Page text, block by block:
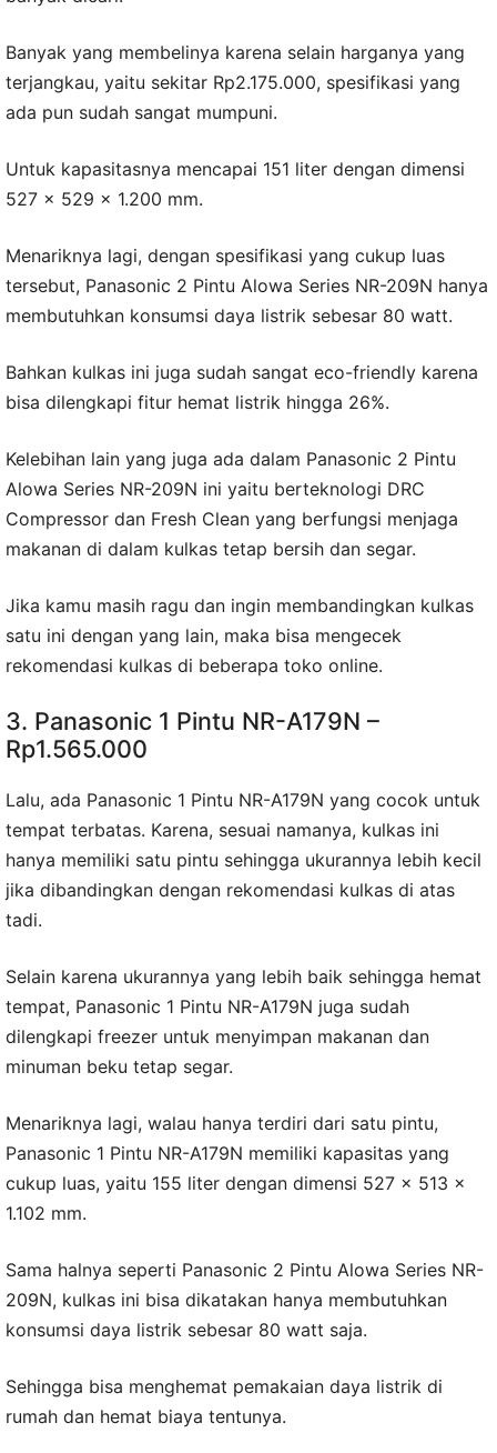
Banyak yang membelinya karena selain harganya yang
terjangkau, yaitu sekitar Rp2.175.000, spesifikasi yang
ada pun sudah sangat mumpuni.
Untuk kapasitasnya mencapai 151 liter dengan dimensi
527 x 529 x 1.200 mm.
Menariknya lagi, dengan spesifikasi yang cukup luas
tersebut, Panasonic 2 Pintu Alowa Series NR-209N hanya
membutuhkan konsumsi daya listrik sebesar 80 watt.
Bahkan kulkas ini juga sudah sangat eco-friendly karena
bisa dilengkapi fitur hemat listrik hingga 26%.
Kelebihan lain yang juga ada dalam Panasonic 2 Pintu
Alowa Series NR-209N ini yaitu berteknologi DRC
Compressor dan Fresh Clean yang berfungsi menjaga
makanan di dalam kulkas tetap bersih dan segar.
Jika kamu masih ragu dan ingin membandingkan kulkas
satu ini dengan yang lain, maka bisa mengecek
rekomendasi kulkas di beberapa toko online.
3. Panasonic 1 Pintu NR-A179N –
Rp1.565.000
Lalu, ada Panasonic 1 Pintu NR-A179N yang cocok untuk
tempat terbatas. Karena, sesuai namanya, kulkas ini
hanya memiliki satu pintu sehingga ukurannya lebih kecil
jika dibandingkan dengan rekomendasi kulkas di atas
tadi.
Selain karena ukurannya yang lebih baik sehingga hemat
tempat, Panasonic 1 Pintu NR-A179N juga sudah
dilengkapi freezer untuk menyimpan makanan dan
minuman beku tetap segar.
Menariknya lagi, walau hanya terdiri dari satu pintu,
Panasonic 1 Pintu NR-A179N memiliki kapasitas yang
cukup luas, yaitu 155 liter dengan dimensi 527 x 513 x
1.102 mm.
Sama halnya seperti Panasonic 2 Pintu Alowa Series NR-
209N, kulkas ini bisa dikatakan hanya membutuhkan
konsumsi daya listrik sebesar 80 watt saja.
Sehingga bisa menghemat pemakaian daya listrik di
rumah dan hemat biaya tentunya.